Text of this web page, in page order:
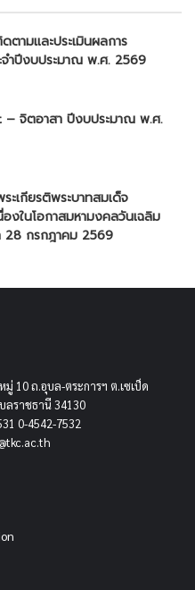
ตามและประเมินผลการ
จำปีงบประมาณ พ.ศ. 2569
– จิตอาสา ปีงบประมาณ พ.ศ.
ะเกียรติพระบาทสมเด็จ
องในโอกาสมหามงคลวันเฉลิม
28 กรกฎาคม 2569
10 ถ.อุบล-ตระการฯ ต.เซเป็ด
ลราชธานี 34130
0-4542-7532